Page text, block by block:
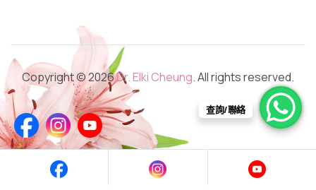
Copyright © 2026Dr. Elki Cheung. All rights reserved.
查詢/聯絡